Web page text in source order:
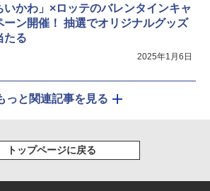
いかわ」×ロッテのバレンタインキャ
ーン開催！ 抽選でオリジナルグッズ
たる
2025年1月6日
っと関連記事を見る
トップページに戻る